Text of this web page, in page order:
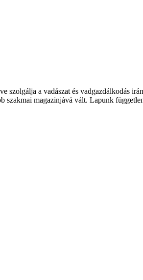
a vadászat és vadgazdálkodás
magazinjává vált. Lapunk